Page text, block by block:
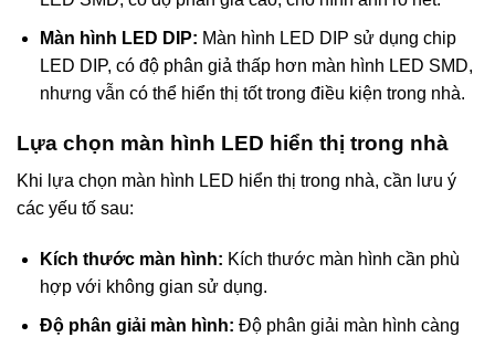
Màn hình LED DIP: Màn hình LED DIP sử dụng chip
LED DIP, có độ phân giả thấp hơn màn hình LED SMD,
nhưng vẫn có thể hiển thị tốt trong điều kiện trong nhà.
Lựa chọn màn hình LED hiển thị trong nhà
Khi lựa chọn màn hình LED hiển thị trong nhà, cần lưu ý
các yếu tố sau:
Kích thước màn hình: Kích thước màn hình cần phù
hợp với không gian sử dụng.
Độ phân giải màn hình: Độ phân giải màn hình càng